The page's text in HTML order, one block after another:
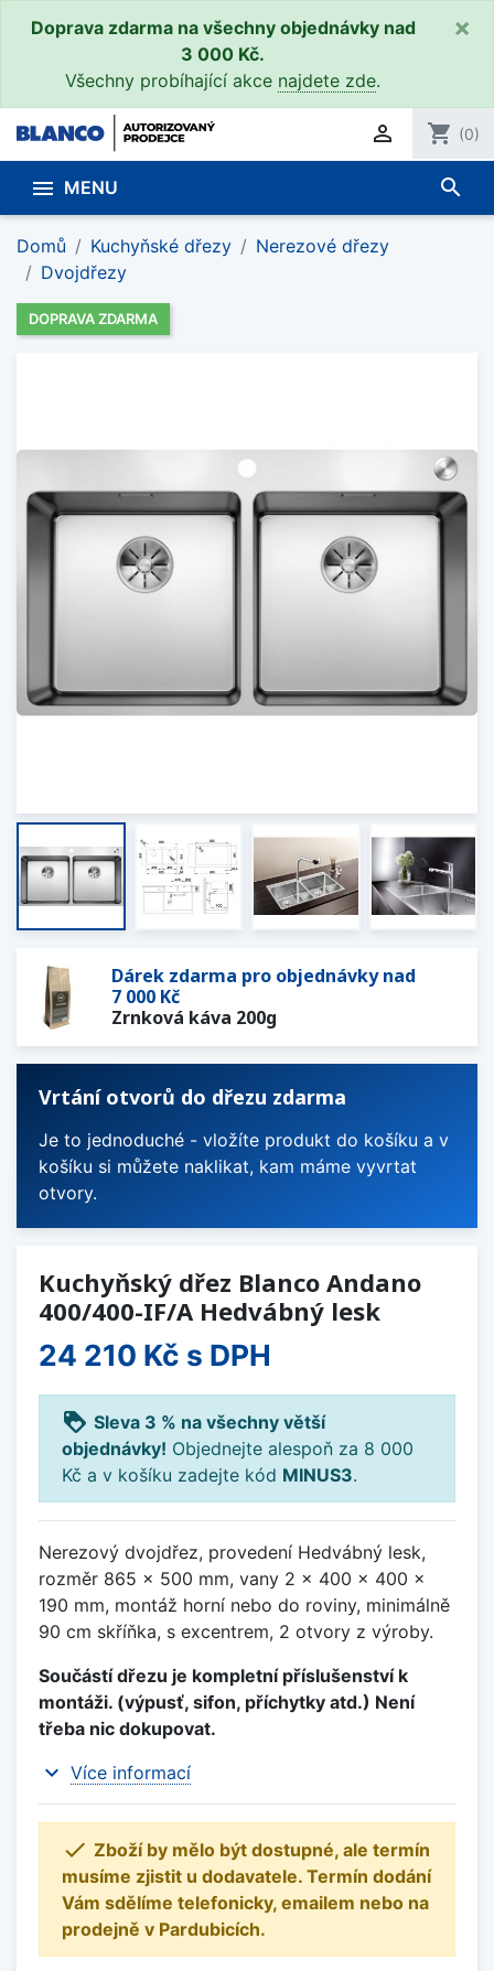
Doprava zdarma na všechny objednávky nad
3 000 Kč.
Všechny probíhající akce najdete zde.
×
 shopping_cart (0)
 MENU search
Domů Kuchyňské dřezy
Nerezové dřezy
Dvojdřezy
DOPRAVA ZDARMA
Dárek zdarma pro objednávky nad
7 000 Kč
Zrnková káva 200g
Vrtání otvorů do dřezu zdarma
Je to jednoduché - vložíte produkt do košíku a v
košíku si můžete naklikat, kam máme vyvrtat
otvory.
Kuchyňský dřez Blanco Andano
400/400-IF/A Hedvábný lesk
24 210 Kč s DPH
loyalty Sleva 3 % na všechny větší
objednávky! Objednejte alespoň za 8 000
Kč a v košíku zadejte kód MINUS3.
Nerezový dvojdřez, provedení Hedvábný lesk,
rozměr 865 x 500 mm, vany 2 x 400 x 400 x
190 mm, montáž horní nebo do roviny, minimálně
90 cm skříňka, s excentrem, 2 otvory z výroby.
Součástí dřezu je kompletní příslušenství k
montáži. (výpusť, sifon, příchytky atd.) Není
třeba nic dokupovat.
expand_more Více informací
 Zboží by mělo být dostupné, ale termín
musíme zjistit u dodavatele. Termín dodání
Vám sdělíme telefonicky, emailem nebo na
prodejně v Pardubicích.